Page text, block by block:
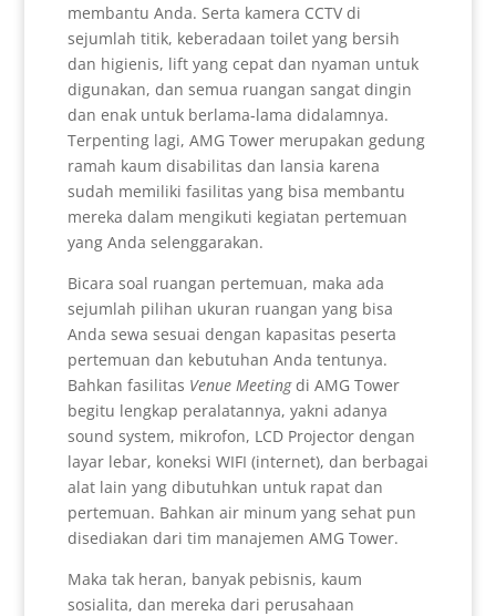
membantu Anda. Serta kamera CCTV di
sejumlah titik, keberadaan toilet yang bersih
dan higienis, lift yang cepat dan nyaman untuk
digunakan, dan semua ruangan sangat dingin
dan enak untuk berlama-lama didalamnya.
Terpenting lagi, AMG Tower merupakan gedung
ramah kaum disabilitas dan lansia karena
sudah memiliki fasilitas yang bisa membantu
mereka dalam mengikuti kegiatan pertemuan
yang Anda selenggarakan.
Bicara soal ruangan pertemuan, maka ada
sejumlah pilihan ukuran ruangan yang bisa
Anda sewa sesuai dengan kapasitas peserta
pertemuan dan kebutuhan Anda tentunya.
Bahkan fasilitas Venue Meetingdi AMG Tower
begitu lengkap peralatannya, yakni adanya
sound system, mikrofon, LCD Projector dengan
layar lebar, koneksi WIFI (internet), dan berbagai
alat lain yang dibutuhkan untuk rapat dan
pertemuan. Bahkan air minum yang sehat pun
disediakan dari tim manajemen AMG Tower.
Maka tak heran, banyak pebisnis, kaum
sosialita, dan mereka dari perusahaan